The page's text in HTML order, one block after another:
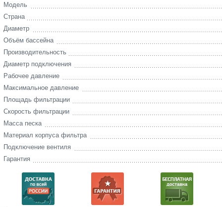
Модель
Страна
Диаметр
Объём бассейна
Производительность
Диаметр подключения
Рабочее давление
Максимальное давление
Площадь фильтрации
Скорость фильтрации
Масса песка
Материал корпуса фильтра
Подключение вентиля
Гарантия